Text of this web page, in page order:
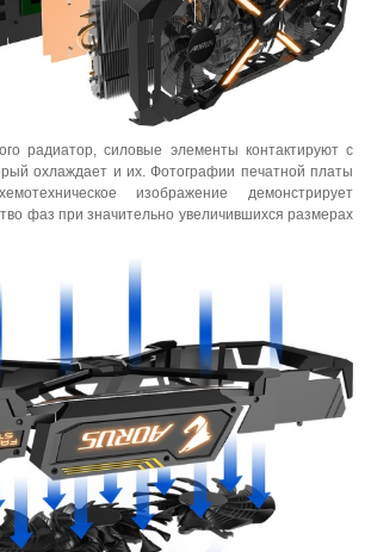
радиатор, силовые элементы контактируют с
охлаждает и их. Фотографии печатной платы
изображение демонстрирует
фаз при значительно увеличившихся размерах